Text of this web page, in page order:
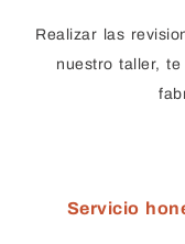
Realizar las
nuestro taller,
Servicio